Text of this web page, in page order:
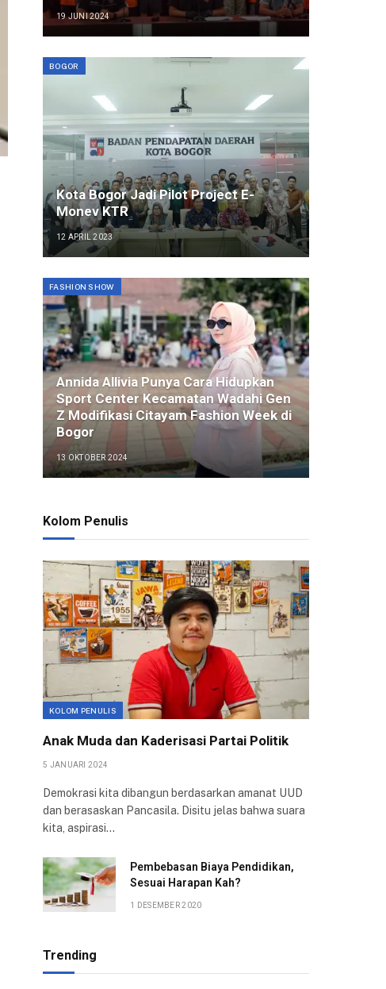
19 JUNI 2024
BOGOR
Kota Bogor Jadi Pilot Project E-
Monev KTR
12 APRIL 2023
FASHION SHOW
Annida Allivia Punya Cara Hidupkan
Sport Center Kecamatan Wadahi Gen
Z Modifikasi Citayam Fashion Week di
Bogor
13 OKTOBER 2024
Kolom Penulis
KOLOM PENULIS
Anak Muda dan Kaderisasi Partai Politik
5 JANUARI 2024
Demokrasi kita dibangun berdasarkan amanat UUD
dan berasaskan Pancasila. Disitu jelas bahwa suara
kita, aspirasi…
Pembebasan Biaya Pendidikan,
Sesuai Harapan Kah?
1 DESEMBER 2020
Trending